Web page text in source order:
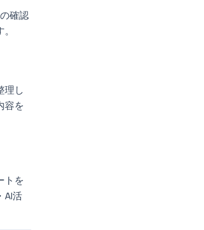
確認
理し
容を
トを
AI活